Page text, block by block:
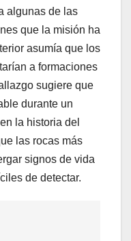
algunas de las
que la misión ha
asumía que los
a formaciones
sugiere que
durante un
la historia del
las rocas más
signos de vida
de detectar.